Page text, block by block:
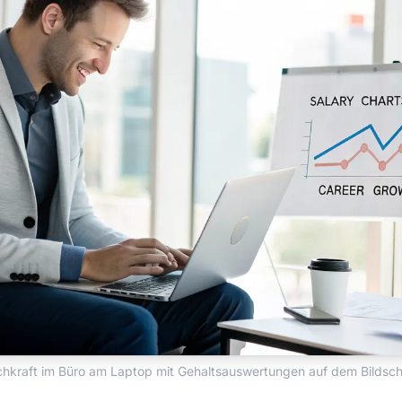
im Büro am Laptop mit Gehaltsauswertungen auf dem